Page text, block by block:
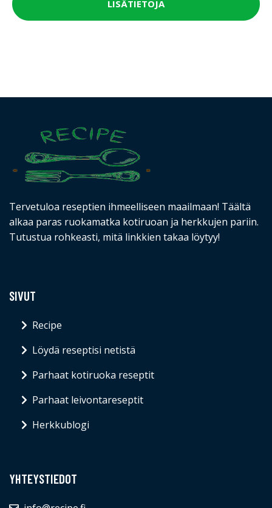
LISÄTIETOJA
Tervetuloa reseptien ihmeelliseen maailmaan! Täältä
alkaa paras ruokamatka kotiruoan ja herkkujen pariin.
Tutustua rohkeasti, mitä linkkien takaa löytyy!
SIVUT
Recipe
Löydä reseptisi netistä
Parhaat kotiruoka reseptit
Parhaat leivontareseptit
Herkkublogi
YHTEYSTIEDOT